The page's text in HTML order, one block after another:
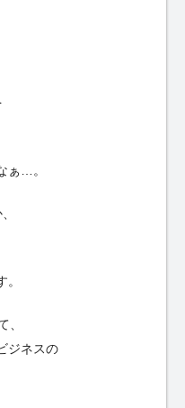
ぁ…。
、
ジネスの